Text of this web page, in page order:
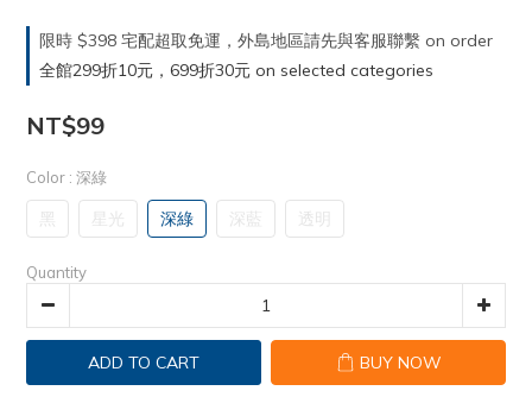
限時 $398 宅配超取免運，外島地區請先與客服聯繫 on order
全館299折10元，699折30元 on selected categories
NT$99
Color : 深綠
黑 星光 深綠 深藍 透明
Quantity
ADD TO CART BUY NOW